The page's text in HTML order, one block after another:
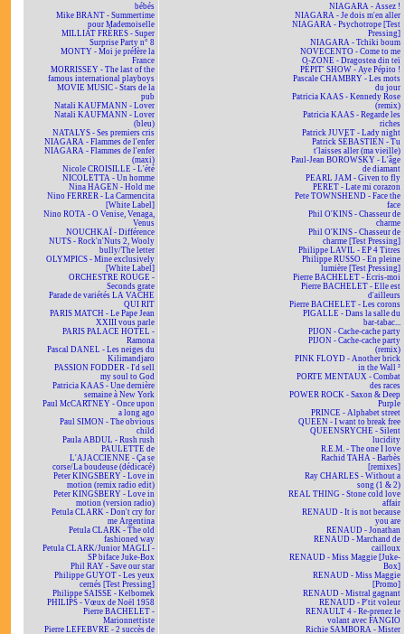
bébés
Mike BRANT - Summertime
pour Mademoiselle
MILLIAT FRÈRES - Super
Surprise Party n° 8
MONTY - Moi je préfère la
France
MORRISSEY - The last of the
famous international playboys
MOVIE MUSIC - Stars de la
pub
Natali KAUFMANN - Lover
Natali KAUFMANN - Lover
(bleu)
NATALYS - Ses premiers cris
NIAGARA - Flammes de l'enfer
NIAGARA - Flammes de l'enfer
(maxi)
Nicole CROISILLE - L'été
NICOLETTA - Un homme
Nina HAGEN - Hold me
Nino FERRER - La Carmencita
[White Label]
Nino ROTA - O Venise, Venaga,
Venus
NOUCHKAÏ - Différence
NUTS - Rock'n'Nuts 2, Wooly
bully/The letter
OLYMPICS - Mine exclusively
[White Label]
ORCHESTRE ROUGE -
Seconds grate
Parade de variétés LA VACHE
QUI RIT
PARIS MATCH - Le Pape Jean
XXIII vous parle
PARIS PALACE HOTEL -
Ramona
Pascal DANEL - Les neiges du
Kilimandjaro
PASSION FODDER - I'd sell
my soul to God
Patricia KAAS - Une dernière
semaine à New York
Paul McCARTNEY - Once upon
a long ago
Paul SIMON - The obvious
child
Paula ABDUL - Rush rush
PAULETTE de
L'AJACCIENNE - Ça se
corse/La boudeuse (dédicacé)
Peter KINGSBERY - Love in
motion (remix radio edit)
Peter KINGSBERY - Love in
motion (version radio)
Petula CLARK - Don't cry for
me Argentina
Petula CLARK - The old
fashioned way
Petula CLARK/Junior MAGLI -
SP biface Juke-Box
Phil RAY - Save our star
Philippe GUYOT - Les yeux
cernés [Test Pressing]
Philippe SAISSE - Kelbomek
PHILIPS - Vœux de Noël 1958
Pierre BACHELET -
Marionnettiste
Pierre LEFEBVRE - 2 succès de
NIAGARA - Assez !
NIAGARA - Je dois m'en aller
NIAGARA - Psychotrope [Test
Pressing]
NIAGARA - Tchiki boum
NOVECENTO - Come to me
O-ZONE - Dragostea din teï
PÉPIT' SHOW - Aye Pépito !
Pascale CHAMBRY - Les mots
du jour
Patricia KAAS - Kennedy Rose
(remix)
Patricia KAAS - Regarde les
riches
Patrick JUVET - Lady night
Patrick SÉBASTIEN - Tu
t'laisses aller (ma vieille)
Paul-Jean BOROWSKY - L'âge
de diamant
PEARL JAM - Given to fly
PERET - Late mi corazon
Pete TOWNSHEND - Face the
face
Phil O'KINS - Chasseur de
charme
Phil O'KINS - Chasseur de
charme [Test Pressing]
Philippe LAVIL - EP 4 Titres
Philippe RUSSO - En pleine
lumière [Test Pressing]
Pierre BACHELET - Écris-moi
Pierre BACHELET - Elle est
d'ailleurs
Pierre BACHELET - Les corons
PIGALLE - Dans la salle du
bar-tabac...
PIJON - Cache-cache party
PIJON - Cache-cache party
(remix)
PINK FLOYD - Another brick
in the Wall ²
PORTE MENTAUX - Combat
des races
POWER ROCK - Saxon & Deep
Purple
PRINCE - Alphabet street
QUEEN - I want to break free
QUEENSRYCHE - Silent
lucidity
R.E.M. - The one I love
Rachid TAHA - Barbès
[remixes]
Ray CHARLES - Without a
song (1 & 2)
REAL THING - Stone cold love
affair
RENAUD - It is not because
you are
RENAUD - Jonathan
RENAUD - Marchand de
cailloux
RENAUD - Miss Maggie [Juke-
Box]
RENAUD - Miss Maggie
[Promo]
RENAUD - Mistral gagnant
RENAUD - P'tit voleur
RENAULT 4 - Re-prenez le
volant avec FANGIO
Richie SAMBORA - Mister